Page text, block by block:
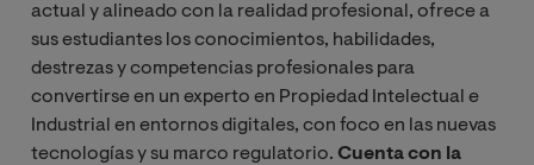
actual y alineado con la realidad profesional, ofrece a
sus estudiantes los conocimientos, habilidades,
destrezas y competencias profesionales para
convertirse en un experto en Propiedad Intelectual e
Industrial en entornos digitales, con foco en las nuevas
tecnologías y su marco regulatorio. Cuenta con la